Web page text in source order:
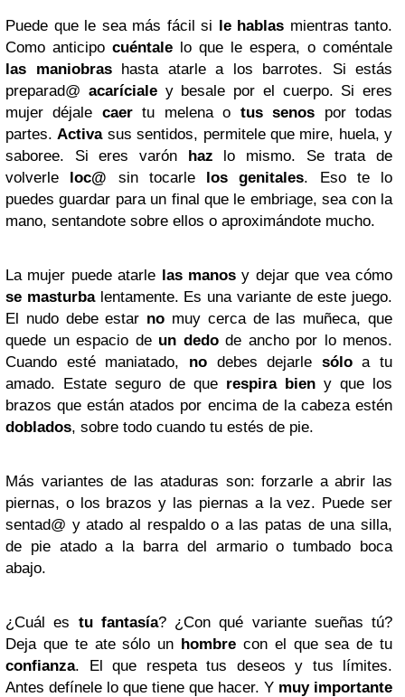
Puede que le sea más fácil si le hablas mientras tanto.
Como anticipo cuéntale lo que le espera, o coméntale
las maniobrashasta atarle a los barrotes. Si estás
preparad@ acarícialey besale por el cuerpo. Si eres
mujer déjale caertu melena o tus senos por todas
partes.Activasus sentidos, permitele que mire, huela, y
saboree. Si eres varón haz lo mismo. Se trata de
volverle loc@ sin tocarle los genitales. Eso te lo
puedes guardar para un final que le embriage, sea con la
mano, sentandote sobre ellos o aproximándote mucho.
La mujer puede atarle las manos y dejar que vea cómo
se masturba lentamente. Es una variante de este juego.
El nudo debe estar no muy cerca de las muñeca, que
quede un espacio de un dedo de ancho por lo menos.
Cuando esté maniatado, nodebes dejarle sóloa tu
amado. Estate seguro de que respira bien y que los
brazos que están atados por encima de la cabeza estén
doblados, sobre todo cuando tu estés de pie.
Más variantes de las ataduras son: forzarle a abrir las
piernas, o los brazos y las piernas a la vez. Puede ser
sentad@ y atado al respaldo o a las patas de una silla,
de pie atado a la barra del armario o tumbado boca
abajo.
¿Cuál es tu fantasía? ¿Con qué variante sueñas tú?
Deja que te ate sólo un hombre con el que sea de tu
confianza. El que respeta tus deseos y tus límites.
Antes defínele lo que tiene que hacer. Y muy importante